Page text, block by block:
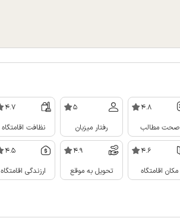
4.8
صحت مطالب
5
رفتار میزبان
4.7
نظافت اقامتگاه
4.6
مکان اقامتگاه
4.9
تحویل به موقع
4.5
ارزندگی اقامتگاه